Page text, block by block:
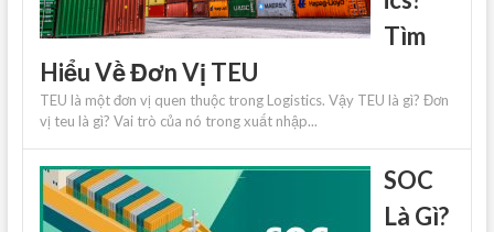
Tìm
Hiểu Về Đơn Vị TEU
TEU là một đơn vị quen thuộc trong Logistics. Vậy TEU là gì? Đơn
vị teu là gì? Vai trò của nó trong xuất nhập...
SOC
Là Gì?